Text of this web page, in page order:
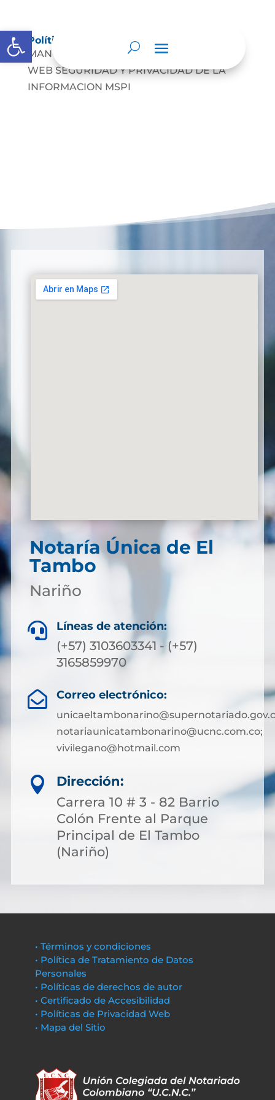
Abrir barra de herramientas
Políticas de Privacidad Web
MANUAL DE POLITICAS DE PRIVACIDAD
WEB SEGURIDAD Y PRIVACIDAD DE LA
INFORMACION MSPI
Notaría Única de El
Tambo
Nariño
 Líneas de atención:
(+57) 3103603341 - (+57)
3165859970
 Correo electrónico:
notariaunicatambonarino@ucnc.com.co;
vivilegano@hotmail.com

Dirección:
Carrera 10 # 3 - 82 Barrio
Colón Frente al Parque
Principal de El Tambo
(Nariño)
• Términos y condiciones
• Política de Tratamiento de Datos
Personales
• Políticas de derechos de autor
• Certificado de Accesibilidad
• Políticas de Privacidad Web
• Mapa del Sitio